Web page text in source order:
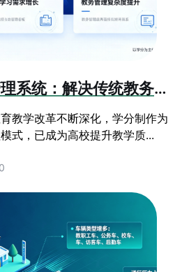
智慧高校学分制管理系统：解决传统教务管理痛点难题
教学改革不断深化，学分制作为
式，已成为高校提升教学质...